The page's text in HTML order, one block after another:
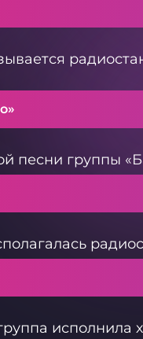
песни группы
исполнила